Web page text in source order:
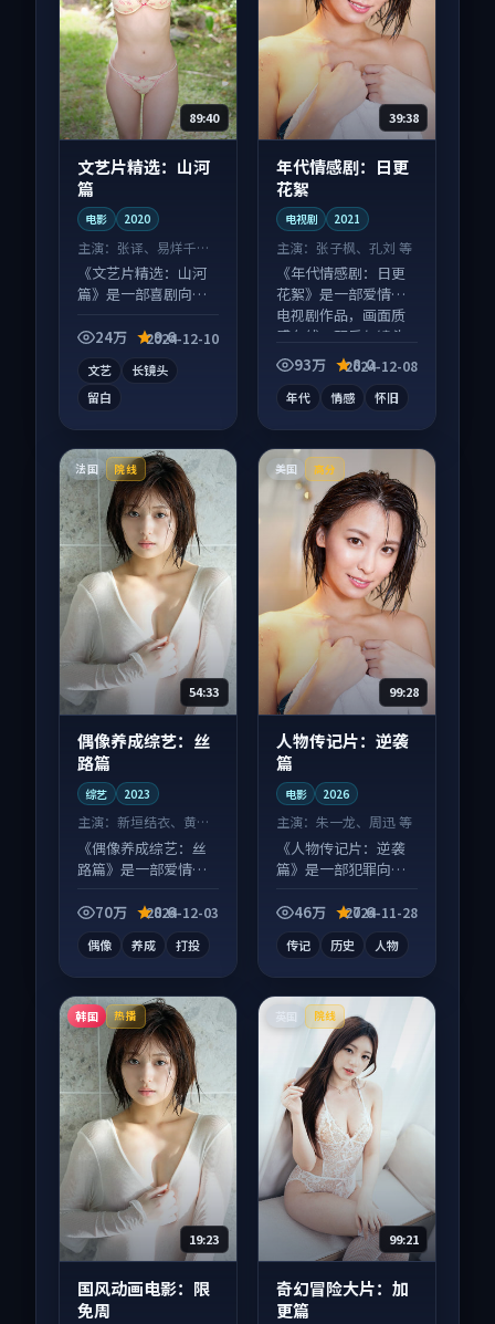
89:40
文艺片精选：山河
篇
电影 2020
主演： 张译、易烊千玺
等
《文艺片精选：山河
篇》是一部喜剧向电
全，观感爽快不拖
24万 9.6
2024-12-10
文艺
长镜头
留白
39:38
年代情感剧：日更
花絮
电视剧 2021
主演： 张子枫、孔刘 等
《年代情感剧：日更
花絮》是一部爱情向
电视剧作品，画面质
感在线，配乐与镜头
配合度高。
93万 8.0
2024-12-08
年代 情感 怀旧
法国 院线
54:33
偶像养成综艺：丝
路篇
综艺 2023
主演： 新垣结衣、黄渤
等
《偶像养成综艺：丝
路篇》是一部爱情向
层层推进，尾声常有
70万 8.6
2024-12-03
偶像 养成 打投
美国 高分
99:28
人物传记片：逆袭
篇
电影 2026
主演：朱一龙、周迅 等
《人物传记片：逆袭
篇》是一部犯罪向电
高，适合配弹幕观
46万 7.6
2024-11-28
传记 历史 人物
韩国 热播
19:23
国风动画电影：限
免周
院线
99:21
奇幻冒险大片：加
更篇